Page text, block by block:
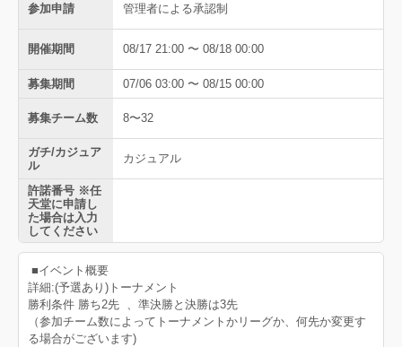
参加申請 管理者による承認制
開催期間 08/17 21:00 〜 08/18 00:00
募集期間 07/06 03:00 〜 08/15 00:00
募集チーム数 8〜32
ガチ/カジュア
ル
カジュアル
許諾番号 ※任
天堂に申請し
た場合は入力
してください
■イベント概要
詳細:(予選あり)トーナメント
勝利条件 勝ち2先 、準決勝と決勝は3先
（参加チーム数によってトーナメントかリーグか、何先か変更す
る場合がございます)